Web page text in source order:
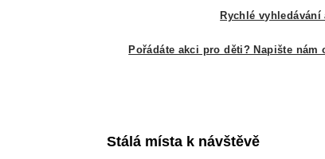
Rychlé vyhledávání
Pořádáte akci pro děti? Napište nám
Stálá místa k návštěvě